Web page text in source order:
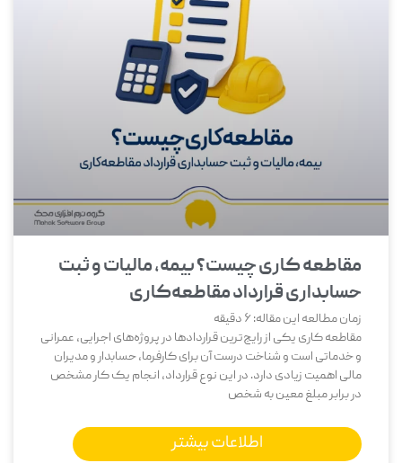
مقاطعه‌ کاری چیست؟ بیمه، مالیات و ثبت
حسابداری قرارداد مقاطعه‌کاری
زمان مطالعه این مقاله:6 دقیقه
مقاطعه ‌کاری یکی از رایج‌ترین قراردادها در پروژه‌های اجرایی، عمرانی
و خدماتی است و شناخت درست آن برای کارفرما، حسابدار و مدیران
مالی اهمیت زیادی دارد. در این نوع قرارداد، انجام یک کار مشخص
در برابر مبلغ معین به شخص
اطلاعات بیشتر